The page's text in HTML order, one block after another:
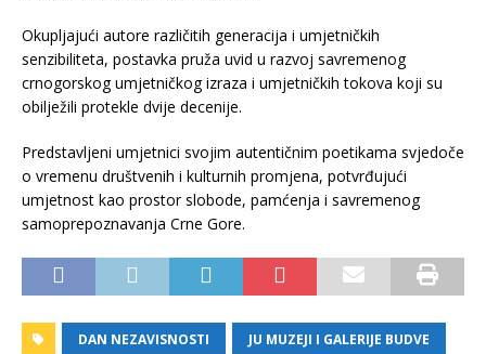
Okupljajući autore različitih generacija i umjetničkih
senzibiliteta, postavka pruža uvid u razvoj savremenog
crnogorskog umjetničkog izraza i umjetničkih tokova koji su
obilježili protekle dvije decenije.
Predstavljeni umjetnici svojim autentičnim poetikama svjedoče
o vremenu društvenih i kulturnih promjena, potvrđujući
umjetnost kao prostor slobode, pamćenja i savremenog
samoprepoznavanja Crne Gore.
DAN NEZAVISNOSTI JU MUZEJI I GALERIJE BUDVE